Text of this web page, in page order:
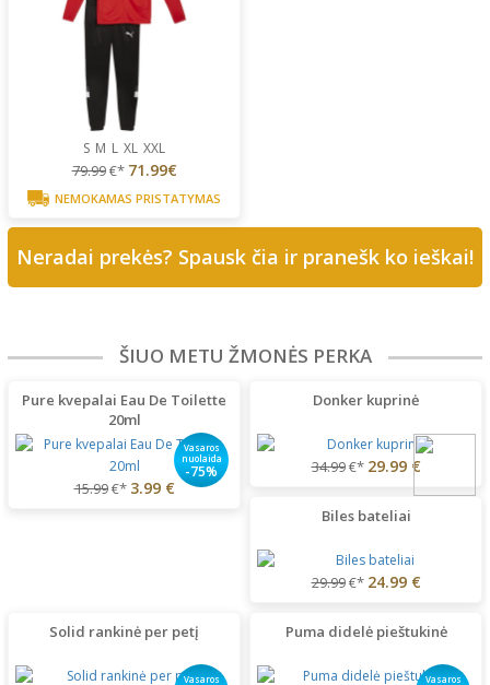
S M L XL XXL
79.99€* 71.99€
NEMOKAMAS PRISTATYMAS
Neradai prekės? Spausk čia ir pranešk ko ieškai!
ŠIUO METU ŽMONĖS PERKA
Pure kvepalai Eau De Toilette
20ml
Vasaros
nuolaida
-75%
15.99€* 3.99 €
Donker kuprinė
34.99€* 29.99 €
Biles bateliai
29.99€* 24.99 €
Solid rankinė per petį
Vasaros
Puma didelė pieštukinė
Vasaros